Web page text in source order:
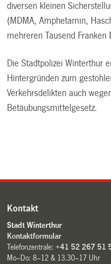
diversen kleinen
(MDMA, Amphetamin,
mehreren Tausend Franken
Die Stadtpolizei Winterthur
Hintergründen zum
Verkehrsdelikten auch
Betäubungsmittelgesetz.
Kontakt
Stadt Winterthur
Kontaktformular
Telefonzentrale:+41 52 267 51
Mo–Do: 8–12 & 13.30–17 Uhr